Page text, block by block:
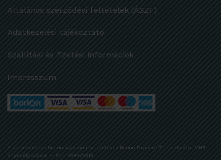
Általános szerződési feltételek (ÁSZF)
Adatkezelési tájékoztató
Szállítási és fizetési információk
Impresszum
A kényelmes és biztonságos online fizetést a Barion Payment Zrt. biztosítja, MNB
engedély száma: H-EN-I-1064/2013